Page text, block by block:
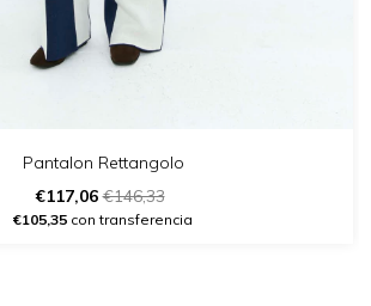
Pantalon Rettangolo
€117,06€146,33
€105,35 con transferencia